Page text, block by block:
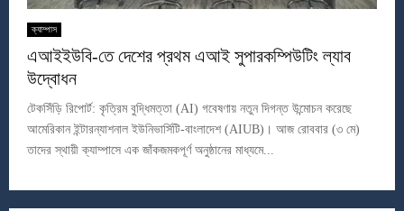
ক্যাম্পাস
এআইইউবি-তে দেশের প্রথম এআই সুপারকম্পিউটিং ল্যাব
উদ্বোধন
টেকসিঁড়ি রিপোর্ট: কৃত্রিম বুদ্ধিমত্তা (AI) গবেষণায় নতুন দিগন্ত উন্মোচন করেছে
আমেরিকান ইন্টারন্যাশনাল ইউনিভার্সিটি-বাংলাদেশ (AIUB)। আজ রোববার (৩ মে)
তাদের স্থায়ী ক্যাম্পাসে এক জাঁকজমকপূর্ণ অনুষ্ঠানের মাধ্যমে...